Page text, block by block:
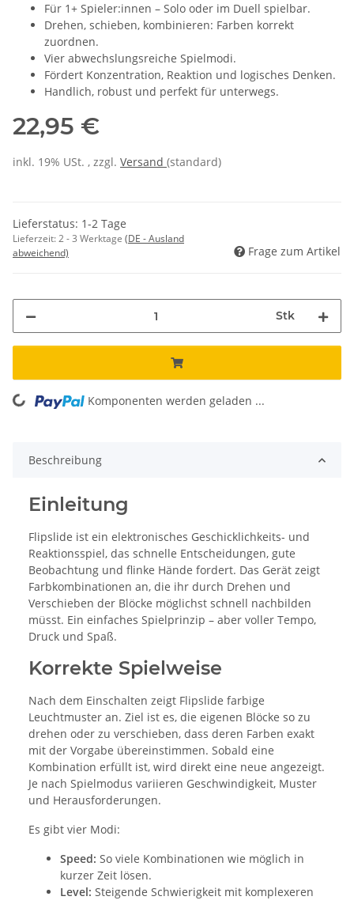
Für 1+ Spieler:innen – Solo oder im Duell spielbar.
Drehen, schieben, kombinieren: Farben korrekt
zuordnen.
Vier abwechslungsreiche Spielmodi.
Fördert Konzentration, Reaktion und logisches Denken.
Handlich, robust und perfekt für unterwegs.
22,95 €
inkl. 19% USt. , zzgl. Versand (standard)
Lieferstatus: 1-2 Tage
Lieferzeit:2 - 3 Werktage (DE - Ausland
abweichend)
Frage zum Artikel
Stk
Komponenten werden geladen ...
Beschreibung
Einleitung
Flipslide ist ein elektronisches Geschicklichkeits- und
Reaktionsspiel, das schnelle Entscheidungen, gute
Beobachtung und flinke Hände fordert. Das Gerät zeigt
Farbkombinationen an, die ihr durch Drehen und
Verschieben der Blöcke möglichst schnell nachbilden
müsst. Ein einfaches Spielprinzip – aber voller Tempo,
Druck und Spaß.
Korrekte Spielweise
Nach dem Einschalten zeigt Flipslide farbige
Leuchtmuster an. Ziel ist es, die eigenen Blöcke so zu
drehen oder zu verschieben, dass deren Farben exakt
mit der Vorgabe übereinstimmen. Sobald eine
Kombination erfüllt ist, wird direkt eine neue angezeigt.
Je nach Spielmodus variieren Geschwindigkeit, Muster
und Herausforderungen.
Es gibt vier Modi:
Speed: So viele Kombinationen wie möglich in
kurzer Zeit lösen.
Level: Steigende Schwierigkeit mit komplexeren